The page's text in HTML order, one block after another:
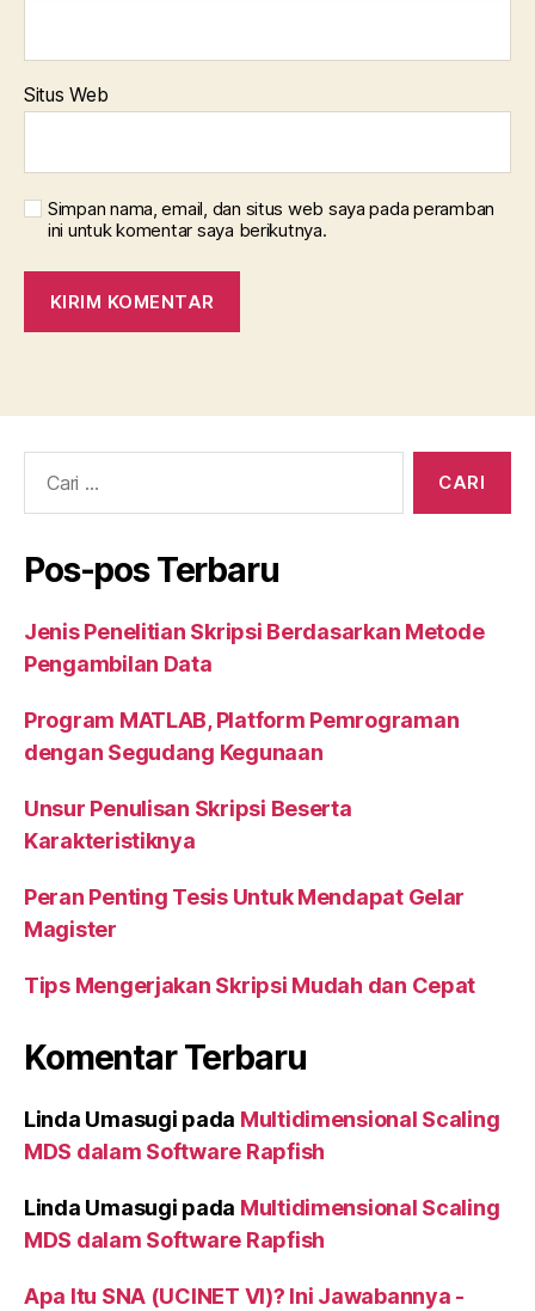
Situs Web
Simpan nama, email, dan situs web saya pada peramban
ini untuk komentar saya berikutnya.
Pos-pos Terbaru
Jenis Penelitian Skripsi Berdasarkan Metode
Pengambilan Data
Program MATLAB, Platform Pemrograman
dengan Segudang Kegunaan
Unsur Penulisan Skripsi Beserta
Karakteristiknya
Peran Penting Tesis Untuk Mendapat Gelar
Magister
Tips Mengerjakan Skripsi Mudah dan Cepat
Komentar Terbaru
Linda Umasugi pada Multidimensional Scaling
MDS dalam Software Rapfish
Linda Umasugi pada Multidimensional Scaling
MDS dalam Software Rapfish
Apa Itu SNA (UCINET VI)? Ini Jawabannya -